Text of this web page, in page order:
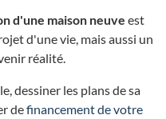
d'une maison neuve est
d'une vie, mais aussi un
réalité.
dessiner les plans de sa
definancement de votre